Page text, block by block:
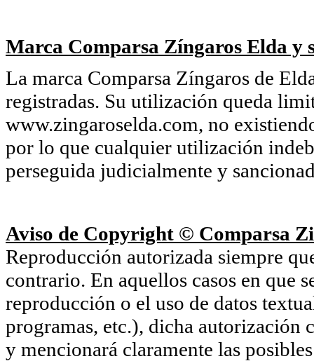
Marca Comparsa Zíngaros Elda y
La marca Comparsa Zíngaros de
registradas. Su utilización queda
www.zingaroselda.com, no
por lo que cualquier utilización
perseguida judicialmente y
Aviso de Copyright © Comparsa
Reproducción autorizada siempre
contrario. En aquellos casos en que
reproducción o el uso de datos
programas, etc.), dicha autorización
y mencionará claramente las